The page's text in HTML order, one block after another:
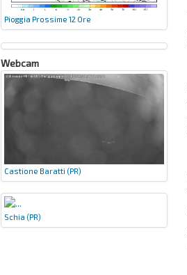
Pioggia Prossime 12 Ore
Webcam
Castione Baratti (PR)
Schia (PR)